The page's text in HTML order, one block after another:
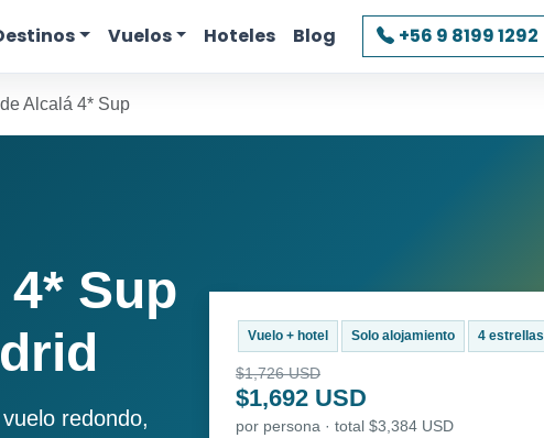
Vuelos Hoteles Blog +56 9 8199 1292
Alcalá 4* Sup
Sup
redondo,
Vuelo + hotel Solo alojamiento 4 estrellas
$1,726 USD
$1,692 USD
por persona · total $3,384 USD